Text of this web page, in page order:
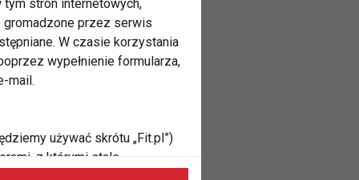
tym stron internetowych,
gromadzone przez serwis
W czasie korzystania
wypełnienie formularza,
mail.
używać skrótu „Fit.pl”)
z którymi stale